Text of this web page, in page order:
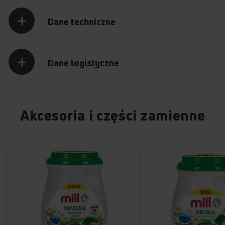
TWAC914ALiSP
Dane techniczne
Dane logistyczne
Akcesoria i części zamienne